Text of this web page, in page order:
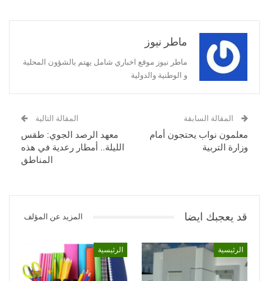
ماطر نيوز
ماطر نيوز موقع اخباري شامل يهتم بالشؤون المحلية
و الوطنية والدولية
المقالة السابقة
معلمون نواب يحتجون أمام
وزارة التربية
المقالة التالية
معهد الرصد الجوي: طقس
الليلة.. أمطار رعدية في هذه
المناطق
قد يعجبك ايضا المزيد عن المؤلف
الرئيسية الرئيسية